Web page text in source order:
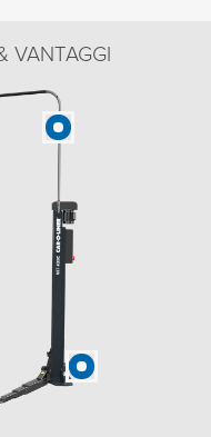
VANTAGGI